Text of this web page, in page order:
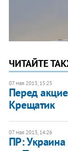
ЧИТАЙТЕ
07 мая 2013, 15:25
Перед
Крещатик
07 мая 2013, 14:26
ПР: